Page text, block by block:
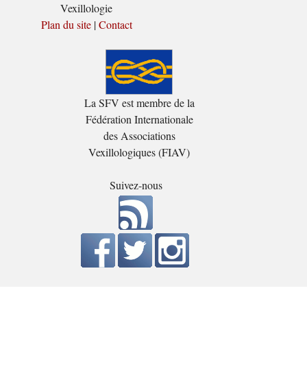
Vexillologie
Plan du site|Contact
La SFV est membre de la
Fédération Internationale
des Associations
Vexillologiques (FIAV)
Suivez-nous